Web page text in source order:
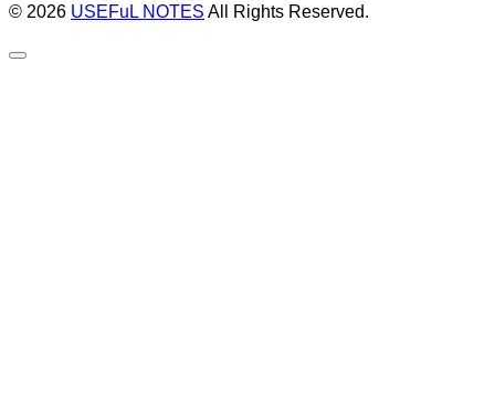
© 2026 USEFuL NOTES All Rights Reserved.